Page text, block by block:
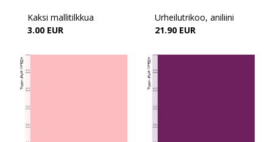
Kaksi mallitilkkua
3.00 EUR
Urheilutrikoo, aniliini
21.90 EUR